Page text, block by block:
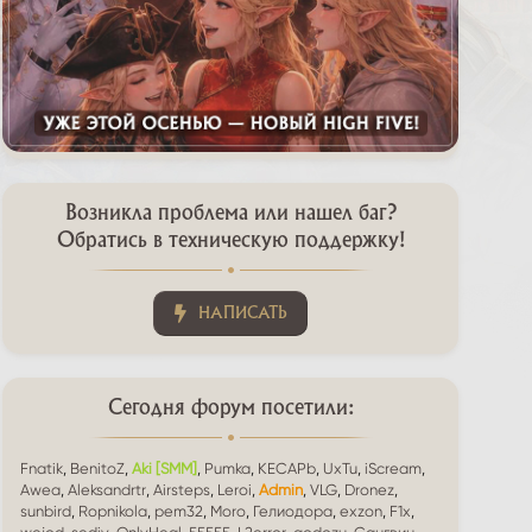
Возникла проблема или нашел баг?
Обратись в техническую поддержку!
НАПИСАТЬ
Сегодня форум посетили:
Fnatik BenitoZ Aki [SMM] Pumka KECAPb UxTu iScream
Awea Aleksandrtr Airsteps Leroi Admin VLG Dronez
sunbird Ropnikola pem32 Moro Гелиодора exzon F1x